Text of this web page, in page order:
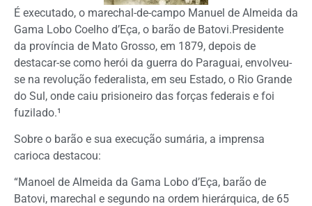
É executado, o marechal-de-campo Manuel de Almeida da
Gama Lobo Coelho d’Eça, o barão de Batovi.Presidente
da província de Mato Grosso, em 1879, depois de
destacar-se como herói da guerra do Paraguai, envolveu-
se na revolução federalista, em seu Estado, o Rio Grande
do Sul, onde caiu prisioneiro das forças federais e foi
fuzilado.¹
Sobre o barão e sua execução sumária, a imprensa
carioca destacou:
“Manoel de Almeida da Gama Lobo d’Eça, barão de
Batovi, marechal e segundo na ordem hierárquica, de 65